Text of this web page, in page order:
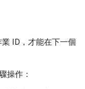
ID，才能在下一個
操作：